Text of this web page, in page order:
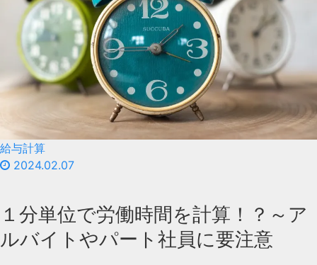
給与計算
2024.02.07
１分単位で労働時間を計算！？～ア
ルバイトやパート社員に要注意